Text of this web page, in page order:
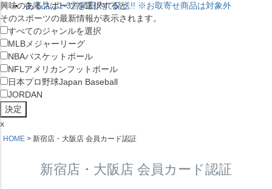
在庫品は1-3営業日内で発送!! ※お取寄せ商品は対象外
興味のあるスポーツを選択すると
そのスポーツの最新情報が表示されます。
すべてのジャンルを選択
MLB メジャーリーグ
NBAバスケットボール
NFL アメリカンフットボール
日本プロ野球Japan Baseball
JORDAN
x
HOME 新宿店・大阪店 会員カード認証
新宿店・大阪店 会員カード認証